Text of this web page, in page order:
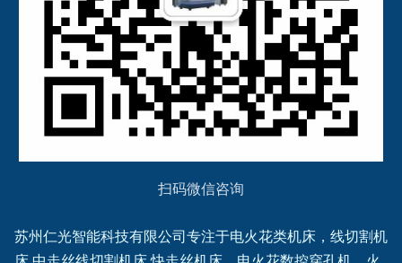
扫码微信咨询
苏州仁光智能科技有限公司专注于电火花类机床，线切割机